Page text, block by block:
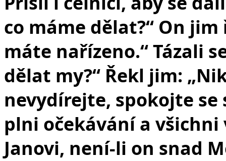
co máme dělat?“ On
máte nařízeno.“ Tázali
dělat my?“ Řekl jim:
nevydírejte, spokojte se
plni očekávání a všichni
Janovi, není-li on snad